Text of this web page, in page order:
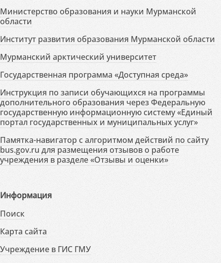
Министерство образования и науки Мурманской
области
Институт развития образования Мурманской области
Мурманский арктический университет
Государственная программа «Доступная среда»
Инструкция по записи обучающихся на программы
дополнительного образования через Федеральную
государственную информационную систему «Единый
портал государственных и муниципальных услуг»
Памятка-навигатор с алгоритмом действий по сайту
bus.gov.ru для размещения отзывов о работе
учреждения в разделе «Отзывы и оценки»
Информация
Поиск
Карта сайта
Учреждение в ГИС ГМУ